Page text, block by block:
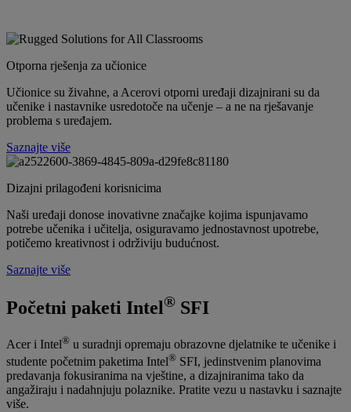
Otporna rješenja za učionice
Učionice su živahne, a Acerovi otporni uređaji dizajnirani su da
učenike i nastavnike usredotoče na učenje – a ne na rješavanje
problema s uređajem.
Saznajte više
Dizajni prilagođeni korisnicima
Naši uređaji donose inovativne značajke kojima ispunjavamo
potrebe učenika i učitelja, osiguravamo jednostavnost upotrebe,
potičemo kreativnost i održiviju budućnost.
Saznajte više
Početni paketi Intel® SFI
Acer i Intel® u suradnji opremaju obrazovne djelatnike te učenike i
studente početnim paketima Intel® SFI, jedinstvenim planovima
predavanja fokusiranima na vještine, a dizajniranima tako da
angažiraju i nadahnjuju polaznike. Pratite vezu u nastavku i saznajte
više.